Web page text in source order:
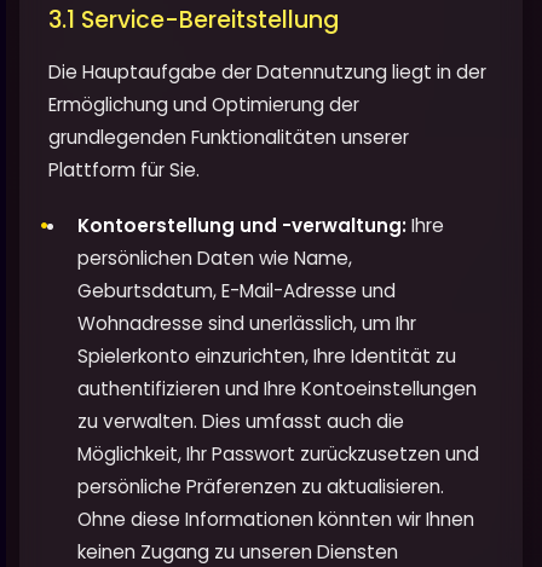
3.1 Service-Bereitstellung
Die Hauptaufgabe der Datennutzung liegt in der
Ermöglichung und Optimierung der
grundlegenden Funktionalitäten unserer
Plattform für Sie.
Kontoerstellung und -verwaltung:Ihre
persönlichen Daten wie Name,
Geburtsdatum, E-Mail-Adresse und
Wohnadresse sind unerlässlich, um Ihr
Spielerkonto einzurichten, Ihre Identität zu
authentifizieren und Ihre Kontoeinstellungen
zu verwalten. Dies umfasst auch die
Möglichkeit, Ihr Passwort zurückzusetzen und
persönliche Präferenzen zu aktualisieren.
Ohne diese Informationen könnten wir Ihnen
keinen Zugang zu unseren Diensten